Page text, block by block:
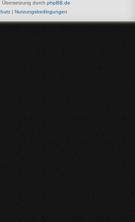
Übersetzung durch phpBB.de
| Nutzungsbedingungen